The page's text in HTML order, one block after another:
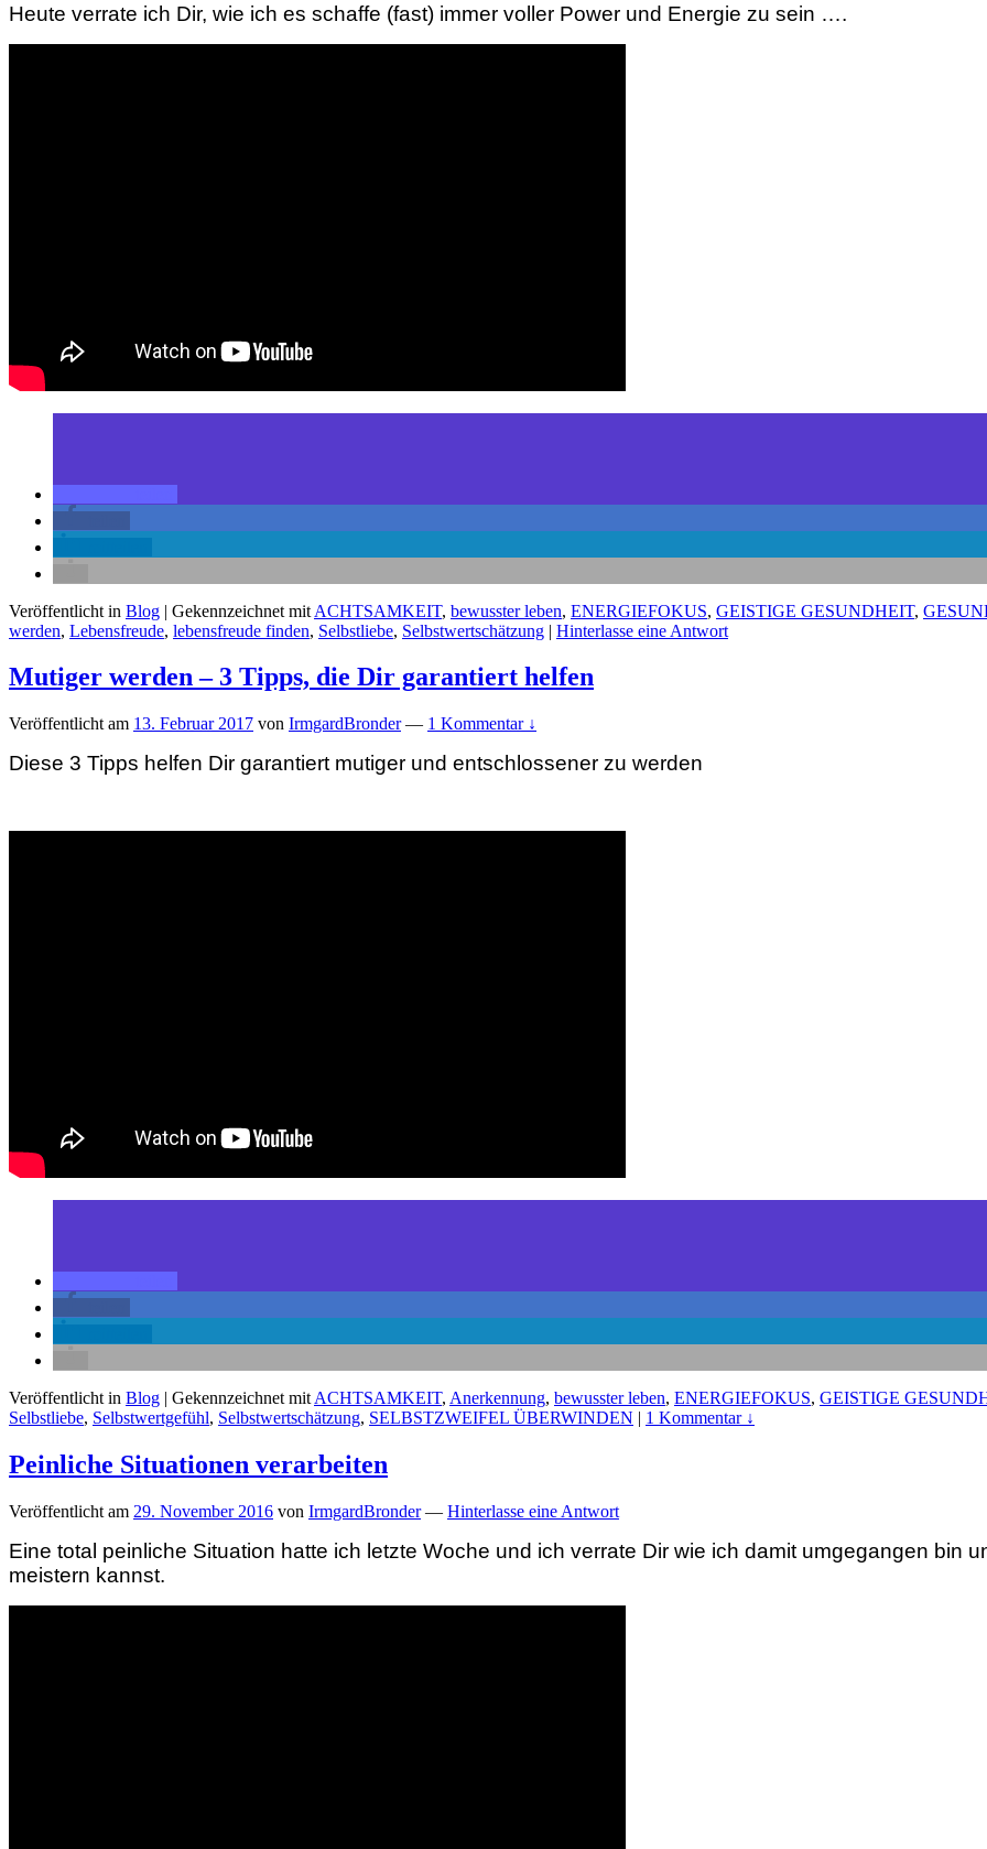
Heute verrate ich Dir, wie ich es schaffe (fast) immer voller Power und Energie zu sein ….
Veröffentlicht in Blog | Gekennzeichnet mit ACHTSAMKEIT, bewusster leben, ENERGIEFOKUS, GEISTIGE GESUNDHEIT,
werden, Lebensfreude, lebensfreude finden, Selbstliebe, Selbstwertschätzung | Hinterlasse eine Antwort
Mutiger werden – 3 Tipps, die Dir garantiert helfen
Veröffentlicht am 13. Februar 2017 von IrmgardBronder — 1 Kommentar ↓
Diese 3 Tipps helfen Dir garantiert mutiger und entschlossener zu werden
Veröffentlicht in Blog | Gekennzeichnet mit ACHTSAMKEIT, Anerkennung, bewusster leben, ENERGIEFOKUS, GEISTIGE
Selbstliebe, Selbstwertgefühl, Selbstwertschätzung, SELBSTZWEIFEL ÜBERWINDEN | 1 Kommentar ↓
Peinliche Situationen verarbeiten
Veröffentlicht am 29. November 2016 von IrmgardBronder — Hinterlasse eine Antwort
Eine total peinliche Situation hatte ich letzte Woche und ich verrate Dir wie ich damit umgegangen bin
meistern kannst.